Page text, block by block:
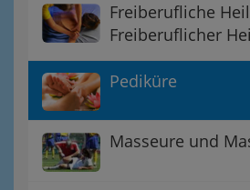
Freiberufliche
Freiberuflicher
Pediküre
Masseure und